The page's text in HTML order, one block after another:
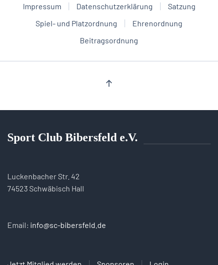
Impressum Datenschutzerklärung
Satzung
Spiel- und Platzordnung
Ehrenordnung
Beitragsordnung
Sport Club Bibersfeld e.V.
Luckenbacher Str. 42
74523 Schwäbisch Hall
Email: info@sc-bibersfeld.de